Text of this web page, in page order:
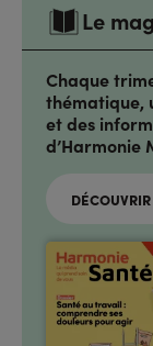
Le
Chaque
thématique,
et des
d’Harmonie